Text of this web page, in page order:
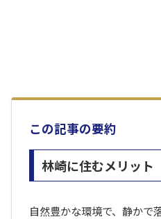
この記事の要約
林崎に住むメリット
自然豊かな環境で、静かで